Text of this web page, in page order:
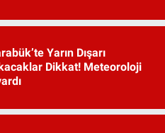
Yarın Dışarı
Dikkat! Meteoroloji